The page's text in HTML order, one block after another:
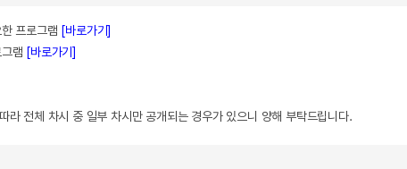
프로그램 [바로가기]
램 [바로가기]
라 전체 차시 중 일부 차시만 공개되는 경우가 있으니 양해 부탁드립니다.